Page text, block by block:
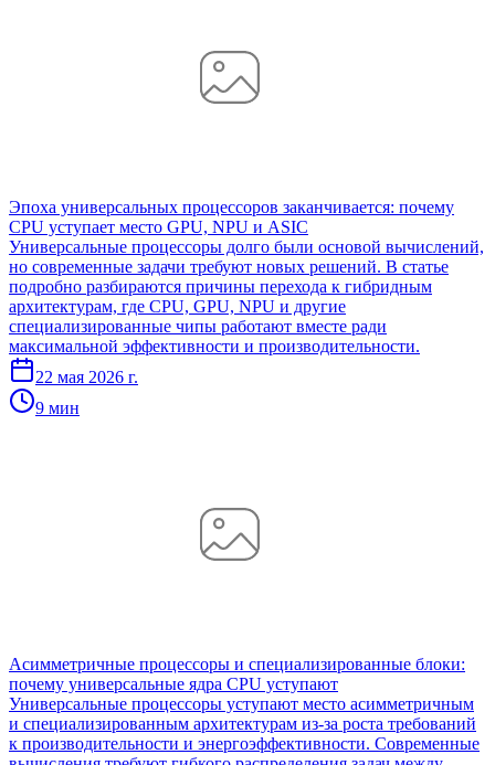
Эпоха универсальных процессоров заканчивается: почему
CPU уступает место GPU, NPU и ASIC
Универсальные процессоры долго были основой вычислений,
но современные задачи требуют новых решений. В статье
подробно разбираются причины перехода к гибридным
архитектурам, где CPU, GPU, NPU и другие
специализированные чипы работают вместе ради
максимальной эффективности и производительности.
22 мая 2026 г.
9 мин
Асимметричные процессоры и специализированные блоки:
почему универсальные ядра CPU уступают
Универсальные процессоры уступают место асимметричным
и специализированным архитектурам из-за роста требований
к производительности и энергоэффективности. Современные